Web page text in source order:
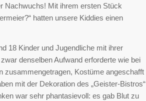
Nachwuchs! Mit ihrem ersten Stück
hatten unsere Kiddies einen
18 Kinder und Jugendliche mit ihrer
denselben Aufwand erforderte wie bei
zusammengetragen, Kostüme angeschafft
mit der Dekoration des „Geister-Bistros“
war sehr phantasievoll: es gab Blut zu